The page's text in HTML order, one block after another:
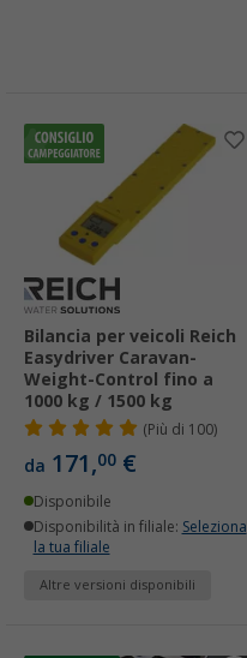
Bilancia per veicoli Reich
Easydriver Caravan-
Weight-Control fino a
1000 kg / 1500 kg
(Più di 100)
da 171,00 €
Disponibile
Disponibilità in filiale: Seleziona
la tua filiale
Altre versioni disponibili